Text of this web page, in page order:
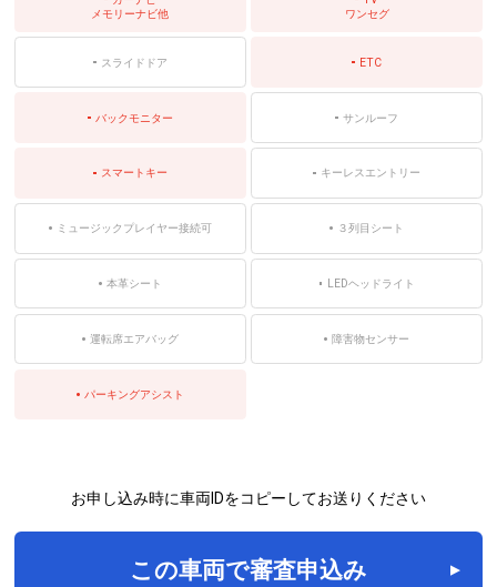
メモリーナビ他
ワンセグ
スライドドア ETC
バックモニター サンルーフ
スマートキー キーレスエントリー
ミュージックプレイヤー接続可 ３列目シート
本革シート LEDヘッドライト
運転席エアバッグ 障害物センサー
パーキングアシスト
お申し込み時に車両IDをコピーしてお送りください
この車両で審査申込み